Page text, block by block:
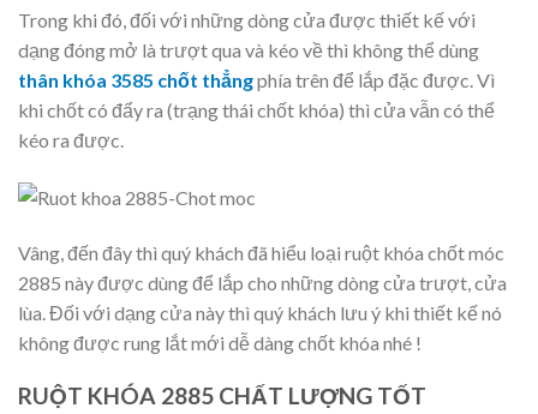
Trong khi đó, đối với những dòng cửa được thiết kế với
dạng đóng mở là trượt qua và kéo về thì không thể dùng
thân khóa 3585 chốt thẳngphía trên để lắp đặc được. Vì
khi chốt có đẩy ra (trạng thái chốt khóa) thì cửa vẫn có thể
kéo ra được.
Vâng, đến đây thì quý khách đã hiểu loại ruột khóa chốt móc
2885 này được dùng để lắp cho những dòng cửa trượt, cửa
lùa. Đối với dạng cửa này thì quý khách lưu ý khi thiết kế nó
không được rung lắt mới dễ dàng chốt khóa nhé !
RUỘT KHÓA 2885 CHẤT LƯỢNG TỐT